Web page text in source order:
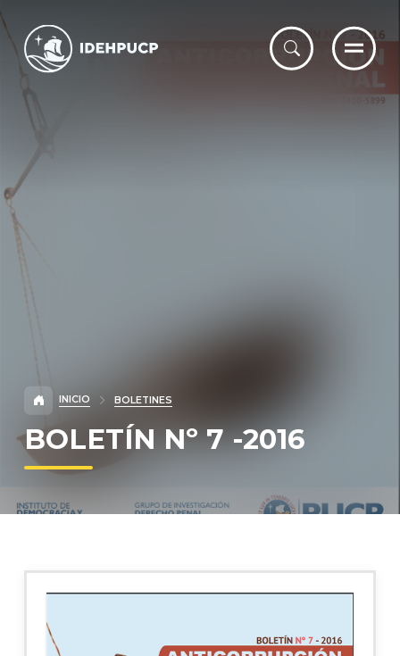
IDEHPUCP
INICIO BOLETINES
BOLETÍN Nº 7 -2016